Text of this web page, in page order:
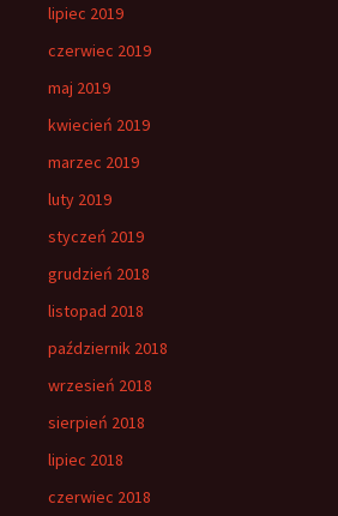
lipiec 2019
czerwiec 2019
maj 2019
kwiecień 2019
marzec 2019
luty 2019
styczeń 2019
grudzień 2018
listopad 2018
październik 2018
wrzesień 2018
sierpień 2018
lipiec 2018
czerwiec 2018